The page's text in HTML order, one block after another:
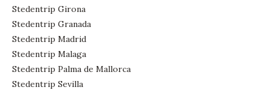
Stedentrip Girona
Stedentrip Granada
Stedentrip Madrid
Stedentrip Malaga
Stedentrip Palma de Mallorca
Stedentrip Sevilla